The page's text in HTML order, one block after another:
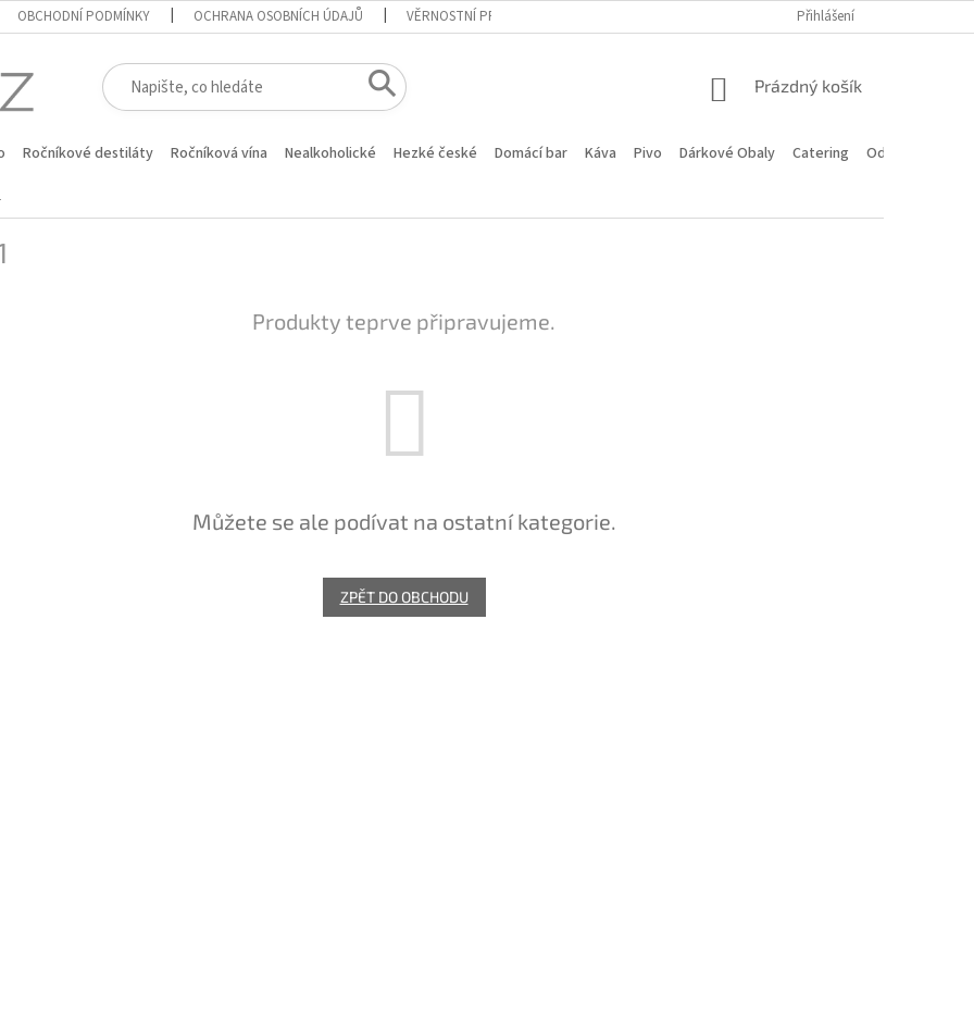
OBCHODNÍ PODMÍNKY OCHRANA OSOBNÍCH ÚDAJŮ VĚRNOSTNÍ PROGRAM HODNOCENÍ OBCHODU
Přihlášení
NÁKUPNÍ
Prázdný košík
Ročníkové destiláty Ročníková vína Nealkoholické Hezké české Domácí bar Káva Pivo Dárkové Obaly Catering
Odstoupení od
Produkty teprve připravujeme.
Můžete se ale podívat na ostatní kategorie.
ZPĚT DO OBCHODU